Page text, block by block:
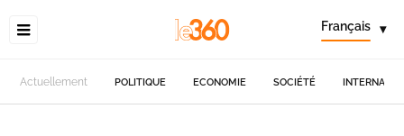
Français ▾
Actuellement POLITIQUE ECONOMIE SOCIÉTÉ